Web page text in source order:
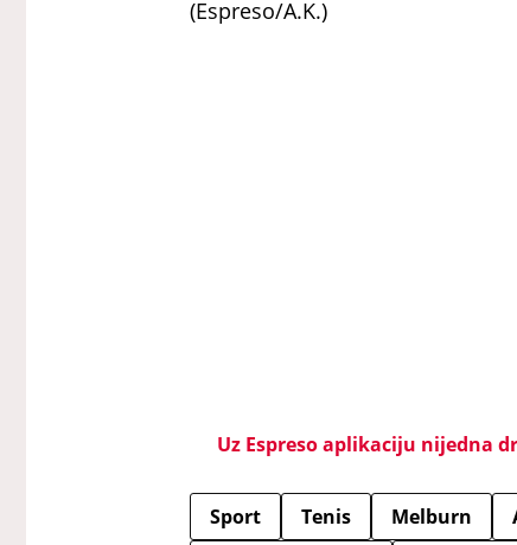
(Espreso/A.K.)
Uz Espreso aplikaciju nijedna
Sport Tenis Melburn